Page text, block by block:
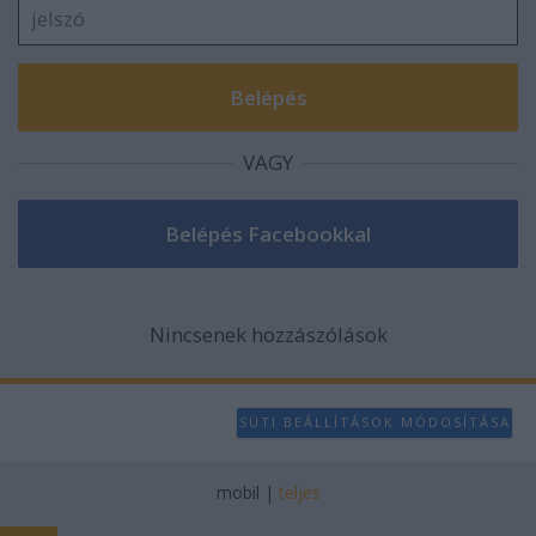
VAGY
Nincsenek hozzászólások
SÜTI BEÁLLÍTÁSOK MÓDOSÍTÁSA
mobil | teljes